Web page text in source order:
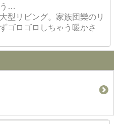
う…
型リビング。家族団欒のリ
ゴロゴロしちゃう暖かさ